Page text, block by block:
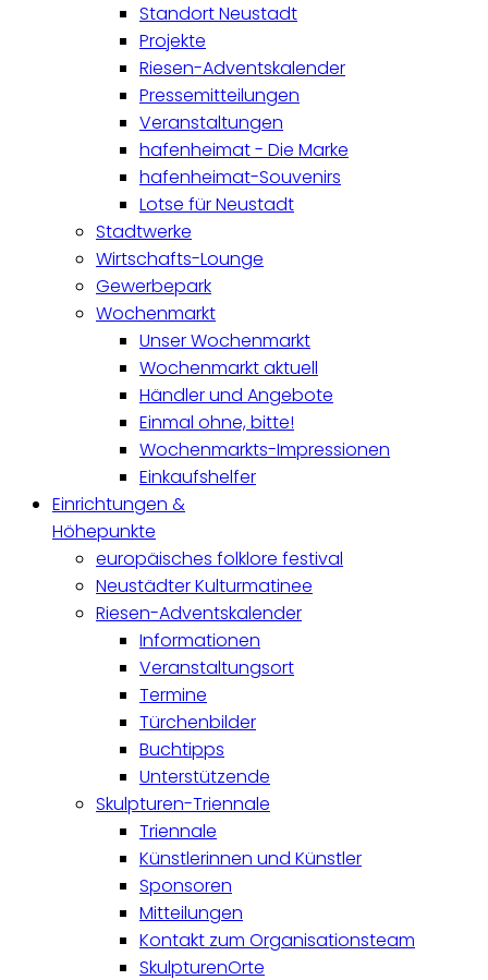
Standort Neustadt
Projekte
Riesen-Adventskalender
Pressemitteilungen
Veranstaltungen
hafenheimat - Die Marke
hafenheimat-Souvenirs
Lotse für Neustadt
Stadtwerke
Wirtschafts-Lounge
Gewerbepark
Wochenmarkt
Unser Wochenmarkt
Wochenmarkt aktuell
Händler und Angebote
Einmal ohne, bitte!
Wochenmarkts-Impressionen
Einkaufshelfer
Einrichtungen &
Höhepunkte
europäisches folklore festival
Neustädter Kulturmatinee
Riesen-Adventskalender
Informationen
Veranstaltungsort
Termine
Türchenbilder
Buchtipps
Unterstützende
Skulpturen-Triennale
Triennale
Künstlerinnen und Künstler
Sponsoren
Mitteilungen
Kontakt zum Organisationsteam
SkulpturenOrte